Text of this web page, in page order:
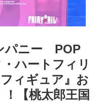
パニー POP
ハートフィリ
ィギュア』お
【桃太郎王国